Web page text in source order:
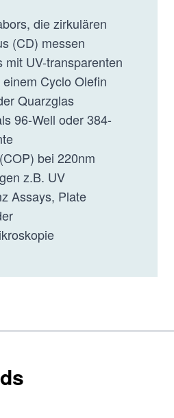
die zirkulären
(CD) messen
mit UV-transparenten
Cyclo Olefin
Quarzglas
96-Well oder 384-
bei 220nm
z.B. UV
Assays, Plate